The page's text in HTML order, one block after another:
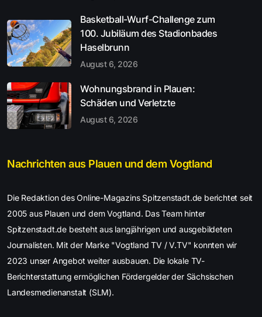
Basketball-Wurf-Challenge zum
100. Jubiläum des Stadionbades
Haselbrunn
August 6, 2026
Wohnungsbrand in Plauen:
Schäden und Verletzte
August 6, 2026
Nachrichten aus Plauen und dem Vogtland
Die Redaktion des Online-Magazins Spitzenstadt.de berichtet seit
2005 aus Plauen und dem Vogtland. Das Team hinter
Spitzenstadt.de besteht aus langjährigen und ausgebildeten
Journalisten. Mit der Marke "Vogtland TV / V.TV" konnten wir
2023 unser Angebot weiter ausbauen. Die lokale TV-
Berichterstattung ermöglichen Fördergelder der Sächsischen
Landesmedienanstalt (SLM).